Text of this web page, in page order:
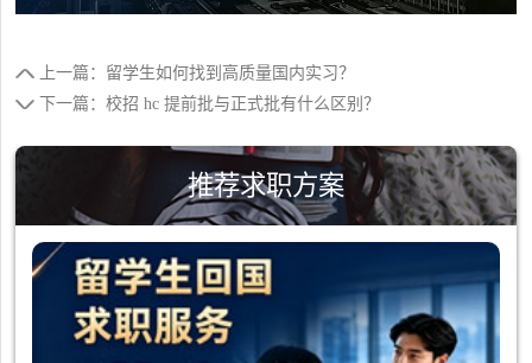
上一篇：留学生如何找到高质量国内实习？
下一篇：校招 hc 提前批与正式批有什么区别？
推荐求职方案